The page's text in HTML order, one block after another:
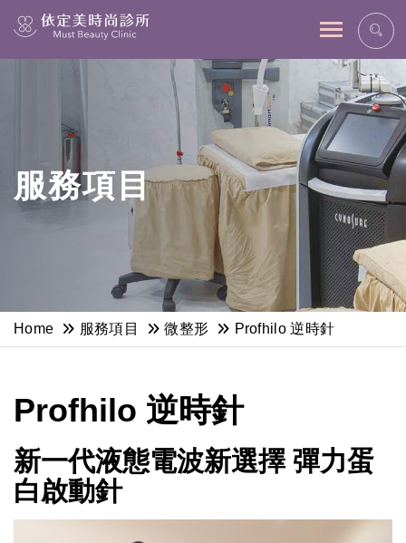
網站主選單
服務項目
Home 服務項目 微整形 Profhilo 逆時針
Profhilo 逆時針
新一代液態電波新選擇 彈力蛋
白啟動針